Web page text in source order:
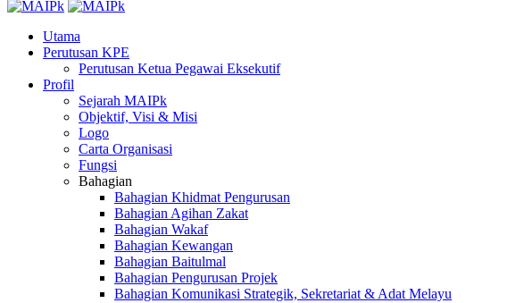
Utama
Perutusan KPE
Perutusan Ketua Pegawai Eksekutif
Profil
Sejarah MAIPk
Objektif, Visi & Misi
Logo
Carta Organisasi
Fungsi
Bahagian
Bahagian Khidmat Pengurusan
Bahagian Agihan Zakat
Bahagian Wakaf
Bahagian Kewangan
Bahagian Baitulmal
Bahagian Pengurusan Projek
Bahagian Komunikasi Strategik, Sekretariat & Adat Melayu